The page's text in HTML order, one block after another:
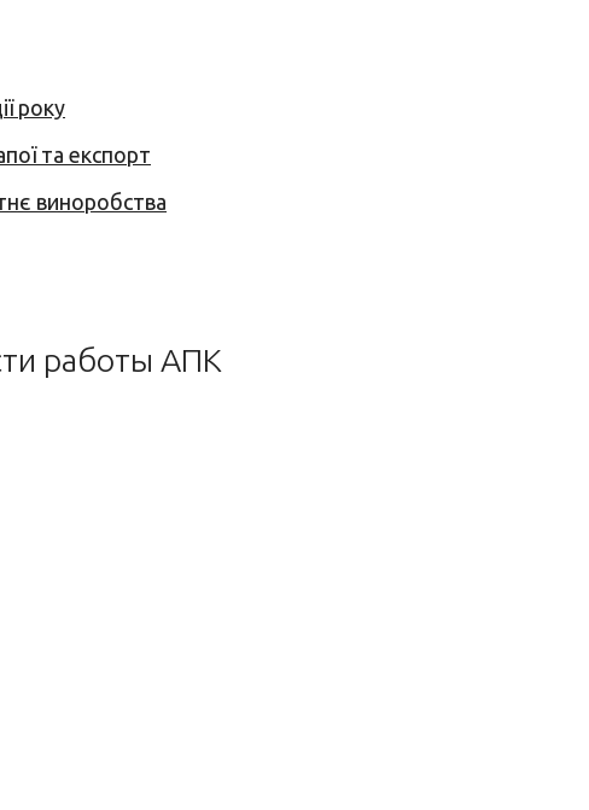
року
та експорт
виноробства
работы АПК